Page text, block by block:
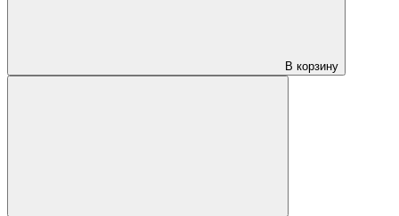
В корзину